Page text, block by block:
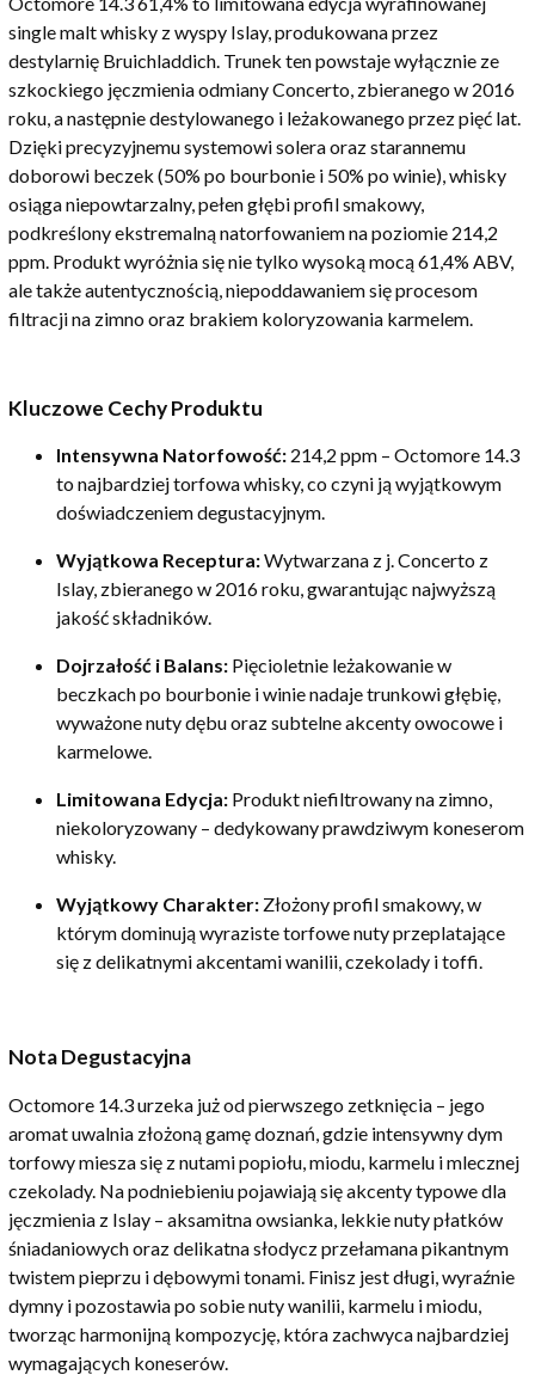
single malt whisky z wyspy Islay, produkowana przez
destylarnię Bruichladdich. Trunek ten powstaje wyłącznie ze
szkockiego jęczmienia odmiany Concerto, zbieranego w 2016
roku, a następnie destylowanego i leżakowanego przez pięć lat.
Dzięki precyzyjnemu systemowi solera oraz starannemu
doborowi beczek (50% po bourbonie i 50% po winie), whisky
osiąga niepowtarzalny, pełen głębi profil smakowy,
podkreślony ekstremalną natorfowaniem na poziomie 214,2
ppm. Produkt wyróżnia się nie tylko wysoką mocą 61,4% ABV,
ale także autentycznością, niepoddawaniem się procesom
filtracji na zimno oraz brakiem koloryzowania karmelem.
Kluczowe Cechy Produktu
Intensywna Natorfowość:214,2 ppm – Octomore 14.3
to najbardziej torfowa whisky, co czyni ją wyjątkowym
doświadczeniem degustacyjnym.
Wyjątkowa Receptura:Wytwarzana z j. Concerto z
Islay, zbieranego w 2016 roku, gwarantując najwyższą
jakość składników.
Dojrzałość i Balans:Pięcioletnie leżakowanie w
beczkach po bourbonie i winie nadaje trunkowi głębię,
wyważone nuty dębu oraz subtelne akcenty owocowe i
karmelowe.
Limitowana Edycja:Produkt niefiltrowany na zimno,
niekoloryzowany – dedykowany prawdziwym koneserom
whisky.
Wyjątkowy Charakter:Złożony profil smakowy, w
którym dominują wyraziste torfowe nuty przeplatające
się z delikatnymi akcentami wanilii, czekolady i toffi.
Nota Degustacyjna
Octomore 14.3 urzeka już od pierwszego zetknięcia – jego
aromat uwalnia złożoną gamę doznań, gdzie intensywny dym
torfowy miesza się z nutami popiołu, miodu, karmelu i mlecznej
czekolady. Na podniebieniu pojawiają się akcenty typowe dla
jęczmienia z Islay – aksamitna owsianka, lekkie nuty płatków
śniadaniowych oraz delikatna słodycz przełamana pikantnym
twistem pieprzu i dębowymi tonami. Finisz jest długi, wyraźnie
dymny i pozostawia po sobie nuty wanilii, karmelu i miodu,
tworząc harmonijną kompozycję, która zachwyca najbardziej
wymagających koneserów.